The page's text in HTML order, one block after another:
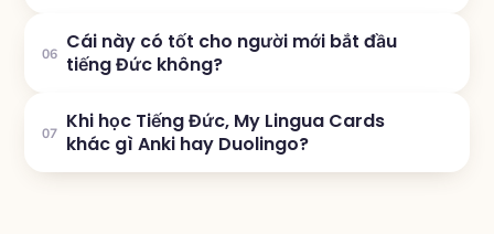
06 Cái này có tốt cho người mới bắt đầu
tiếng Đức không?
07 Khi học Tiếng Đức, My Lingua Cards
khác gì Anki hay Duolingo?